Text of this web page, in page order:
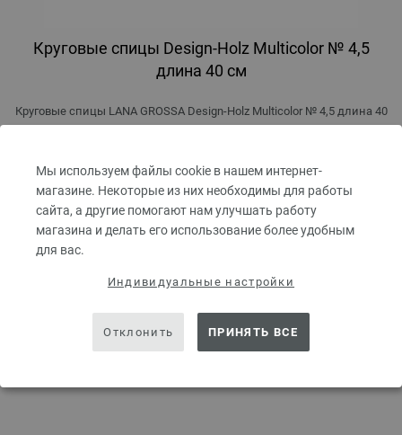
Мы используем файлы cookie в нашем интернет-
магазине. Некоторые из них необходимы для работы
сайта, а другие помогают нам улучшать работу
магазина и делать его использование более удобным
для вас.
Индивидуальные настройки
Отклонить ПРИНЯТЬ ВСЕ
Круговые спицы Design-Holz Multicolor № 4,5
длина 40 см
Круговые спицы LANA GROSSA Design-Holz Multicolor № 4,5 длина 40
7,98 €
без НДС, без учета стоимости доставки
КОЛИЧЕСТВО
Добавить в избранное